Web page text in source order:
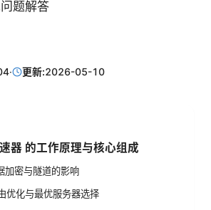
题解答
· 更新:2026-05-10
器 的工作原理与核心组成
加密与隧道的影响
优化与最优服务器选择